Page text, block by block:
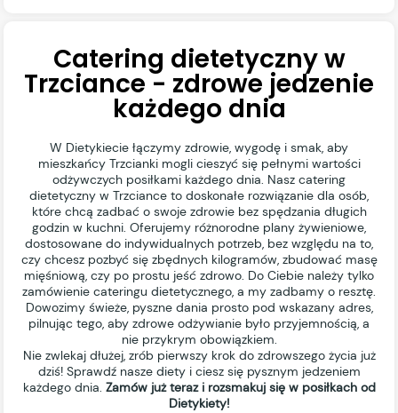
Catering dietetyczny w
Trzciance - zdrowe jedzenie
każdego dnia
W Dietykiecie łączymy zdrowie, wygodę i smak, aby
mieszkańcy Trzcianki mogli cieszyć się pełnymi wartości
odżywczych posiłkami każdego dnia. Nasz catering
dietetyczny w Trzciance to doskonałe rozwiązanie dla osób,
które chcą zadbać o swoje zdrowie bez spędzania długich
godzin w kuchni. Oferujemy różnorodne plany żywieniowe,
dostosowane do indywidualnych potrzeb, bez względu na to,
czy chcesz pozbyć się zbędnych kilogramów, zbudować masę
mięśniową, czy po prostu jeść zdrowo. Do Ciebie należy tylko
zamówienie cateringu dietetycznego, a my zadbamy o resztę.
Dowozimy świeże, pyszne dania prosto pod wskazany adres,
pilnując tego, aby zdrowe odżywianie było przyjemnością, a
nie przykrym obowiązkiem.
Nie zwlekaj dłużej, zrób pierwszy krok do zdrowszego życia już
dziś! Sprawdź nasze diety i ciesz się pysznym jedzeniem
każdego dnia. Zamów już teraz i rozsmakuj się w posiłkach od
Dietykiety!